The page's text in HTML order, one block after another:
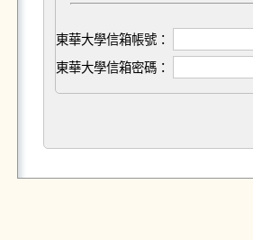
東華大學信箱帳號：
東華大學信箱密碼：